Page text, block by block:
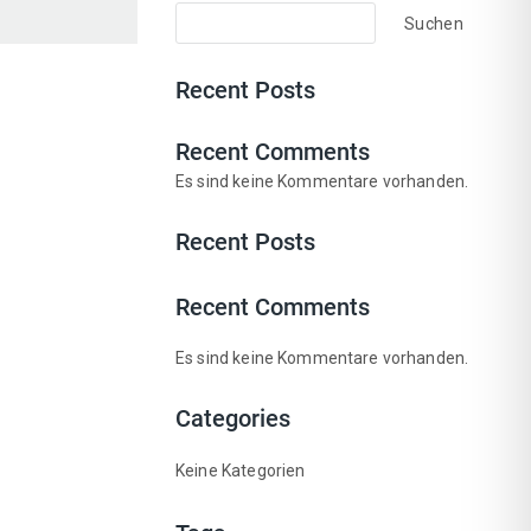
Suchen
Recent Posts
Recent Comments
Es sind keine Kommentare vorhanden.
Recent Posts
Recent Comments
Es sind keine Kommentare vorhanden.
Categories
Keine Kategorien